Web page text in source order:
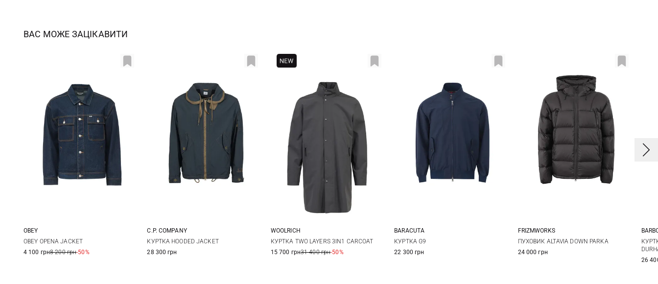
ВАС МОЖЕ ЗАЦІКАВИТИ
S M
OBEY
OBEY OPENA JACKET
4 100 грн8 200 грн-50%
M L XL
C.P. COMPANY
КУРТКА HOODED JACKET
28 300 грн
L
WOOLRICH
КУРТКА TWO LAYERS 3IN1 CARCOAT
15 700 грн31 400 грн-50%
38
BARACUTA
КУРТКА G9
22 300 грн
S M L
FRIZMWORKS
ПУХОВИК ALTAVIA DOWN PARKA
24 000 грн
M
26